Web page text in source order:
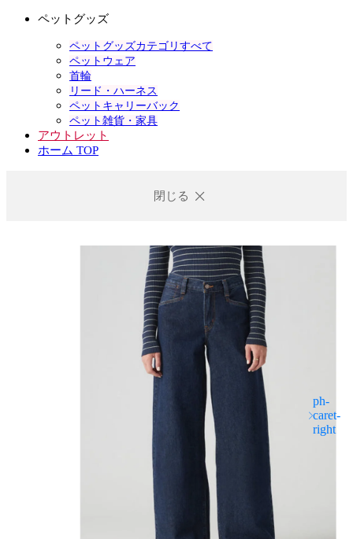
ペットグッズ
ペットグッズカテゴリすべて
ペットウェア
首輪
リード・ハーネス
ペットキャリーバック
ペット雑貨・家具
アウトレット
ホーム TOP
閉じる